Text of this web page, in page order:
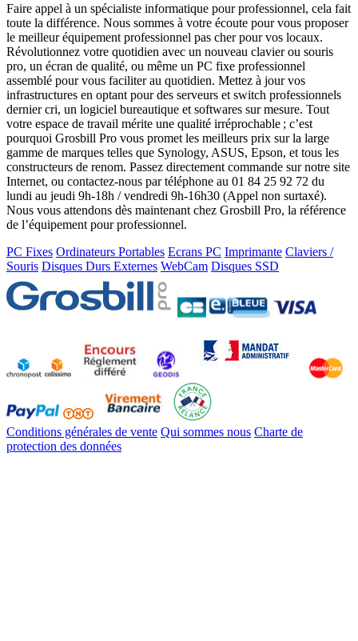
Faire appel à un spécialiste informatique pour professionnel, cela fait
toute la différence. Nous sommes à votre écoute pour vous proposer
le meilleur équipement professionnel pas cher pour vos locaux.
Révolutionnez votre quotidien avec un nouveau clavier ou souris
pro, un écran de qualité, ou même un PC fixe professionnel
assemblé pour vous faciliter au quotidien. Mettez à jour vos
infrastructures en optant pour des serveurs et switch professionnels
dernier cri, un logiciel bureautique et softwares sur mesure. Tout
votre espace de travail mérite une qualité irréprochable ; c’est
pourquoi Grosbill Pro vous promet les meilleurs prix sur la large
gamme de marques telles que Synology, ASUS, Epson, et tous les
constructeurs de renom. Passez directement commande sur notre site
Internet, ou contactez-nous par téléphone au 01 84 25 92 72 du
lundi au jeudi 9h-18h / vendredi 9h-16h30 (Appel non surtaxé).
Nous vous attendons dès maintenant chez Grosbill Pro, la référence
de l’équipement pour professionnel.
PC Fixes Ordinateurs Portables Ecrans PC Imprimante Claviers /
Souris Disques Durs Externes WebCam Disques SSD
Conditions générales de vente Qui sommes nous Charte de
protection des données